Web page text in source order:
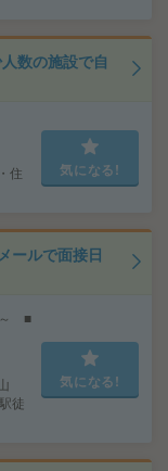
数の施設で自
住
気になる!
ールで面接日
～ ■
徒
気になる!